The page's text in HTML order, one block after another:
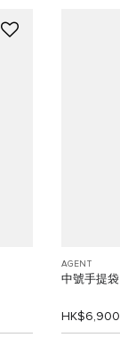
AGENT
中號手提袋
HK$6,900